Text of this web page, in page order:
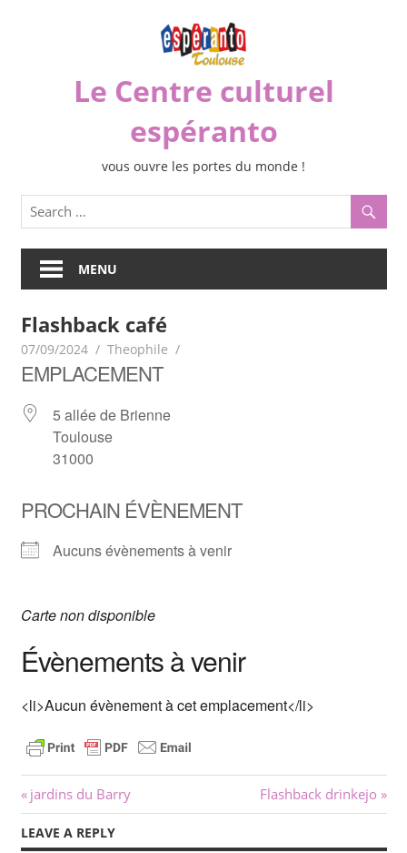
Le Centre culturel
espéranto
vous ouvre les portes du monde !
MENU
Flashback café
07/09/2024 Theophile
EMPLACEMENT
5 allée de Brienne
Toulouse
31000
PROCHAIN ÉVÈNEMENT
Aucuns évènements à venir
Carte non disponible
Évènements à venir
<li>Aucun évènement à cet emplacement</li>
Navigation
de
Previous
Post:
jardins du Barry
Next
Post:
Flashback drinkejo
LEAVE A REPLY